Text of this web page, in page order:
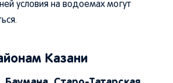
условия на водоемах могут
Казани